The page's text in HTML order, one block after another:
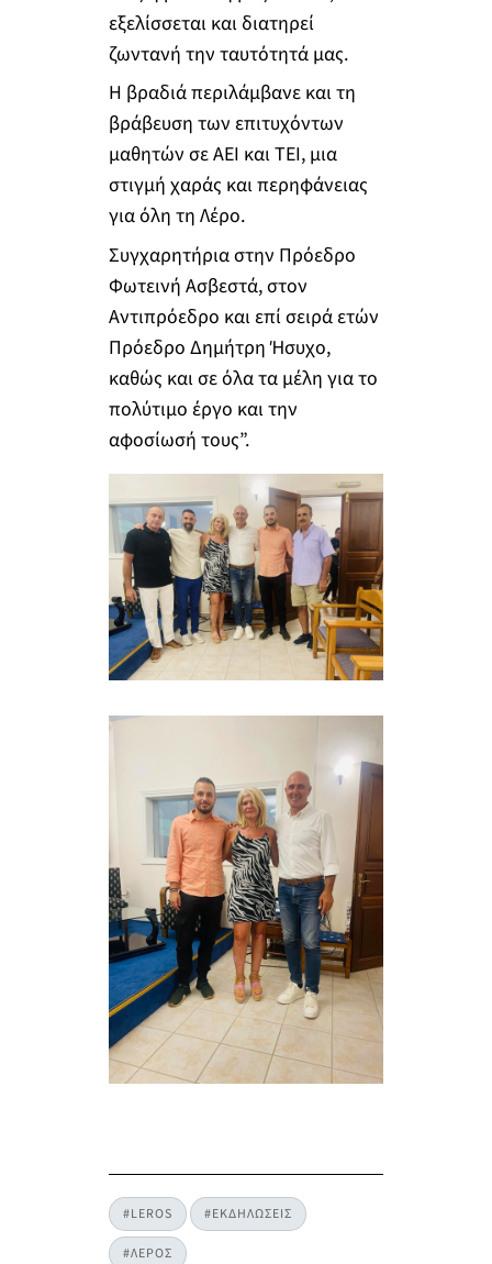
εξελίσσεται και διατηρεί
ζωντανή την ταυτότητά μας.
Η βραδιά περιλάμβανε και τη
βράβευση των επιτυχόντων
μαθητών σε ΑΕΙ και ΤΕΙ, μια
στιγμή χαράς και περηφάνειας
για όλη τη Λέρο.
Συγχαρητήρια στην Πρόεδρο
Φωτεινή Ασβεστά, στον
Αντιπρόεδρο και επί σειρά ετών
Πρόεδρο Δημήτρη Ήσυχο,
καθώς και σε όλα τα μέλη για το
πολύτιμο έργο και την
αφοσίωσή τους”.
#LEROS #ΕΚΔΗΛΩΣΕΙΣ
#ΛΕΡΟΣ